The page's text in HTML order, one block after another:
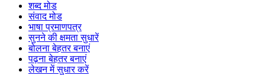
शब्द मोड
संवाद मोड
भाषा प्रमाणपत्र
सुनने की क्षमता सुधारें
बोलना बेहतर बनाएं
पढ़ना बेहतर बनाएं
लेखन में सुधार करें